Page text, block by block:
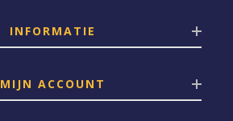
INFORMATIE
MIJN ACCOUNT